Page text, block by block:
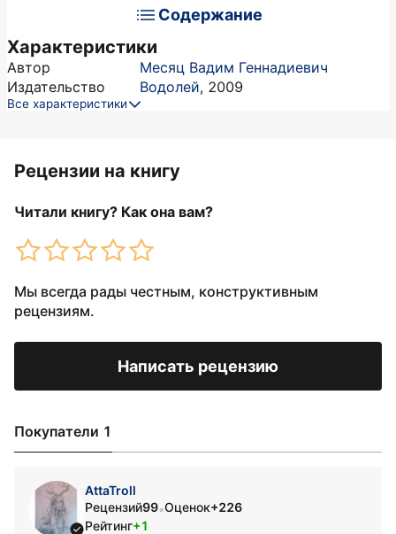
Содержание
Характеристики
Автор
Месяц Вадим Геннадиевич
Издательство
Водолей, 2009
Все характеристики
Рецензии на книгу
Читали книгу? Как она вам?
Мы всегда рады честным, конструктивным
рецензиям.
Написать рецензию
Покупатели 1
AttaTroll
Рецензий99•Оценок+226
Рейтинг+1